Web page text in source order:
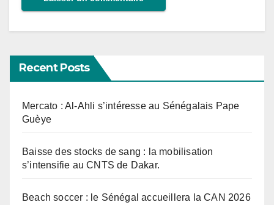
Recent Posts
Mercato : Al-Ahli s’intéresse au Sénégalais Pape
Guèye
Baisse des stocks de sang : la mobilisation
s’intensifie au CNTS de Dakar.
Beach soccer : le Sénégal accueillera la CAN 2026